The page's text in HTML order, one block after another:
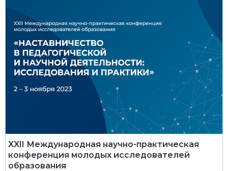
XXII Международная научно-практическая
конференция молодых исследователей
образования